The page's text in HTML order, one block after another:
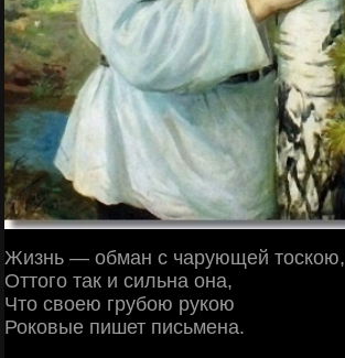
Жизнь — обман с чарующей тоскою,
Оттого так и сильна она,
Что своею грубою рукою
Роковые пишет письмена.